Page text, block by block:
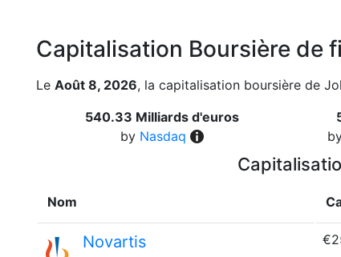
Capitalisation Boursière de
Le Août 8, 2026, la capitalisation boursière de
540.33 Milliards d'euros
by Nasdaq
Nom
Novartis